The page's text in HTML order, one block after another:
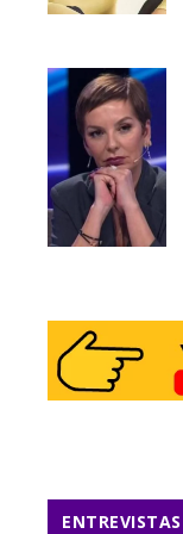
ENTREVISTAS